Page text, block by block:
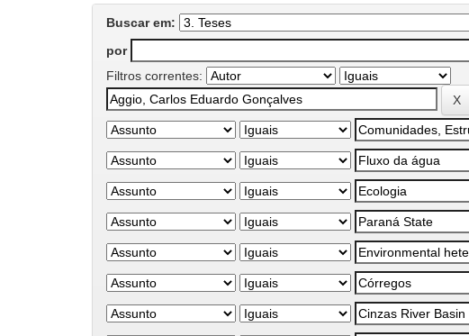
Buscar em:
por
Filtros correntes: